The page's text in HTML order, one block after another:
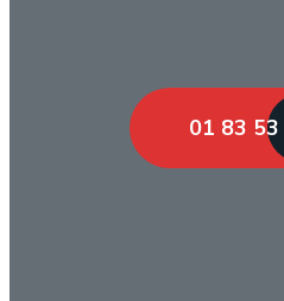
01 83